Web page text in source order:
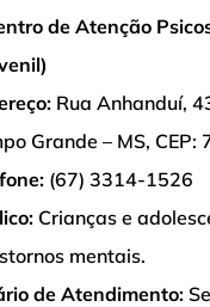
de Atenção
Rua Anhanduí,
Grande – MS,
(67) 3314-1526
Crianças e
mentais.
de Atendimento: